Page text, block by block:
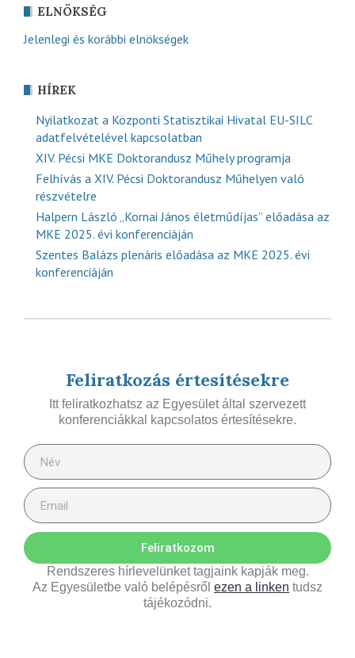
ELNÖKSÉG
Jelenlegi és korábbi elnökségek
HÍREK
Nyilatkozat a Központi Statisztikai Hivatal EU-SILC
adatfelvételével kapcsolatban
XIV. Pécsi MKE Doktorandusz Műhely programja
Felhívás a XIV. Pécsi Doktorandusz Műhelyen való
részvételre
Halpern László „Kornai János életműdíjas” előadása az
MKE 2025. évi konferenciáján
Szentes Balázs plenáris előadása az MKE 2025. évi
konferenciáján
Feliratkozás értesítésekre
Itt feliratkozhatsz az Egyesület által szervezett
konferenciákkal kapcsolatos értesítésekre.
Feliratkozom
Rendszeres hírlevelünket tagjaink kapják meg.
Az Egyesületbe való belépésről ezen a linken tudsz
tájékozódni.